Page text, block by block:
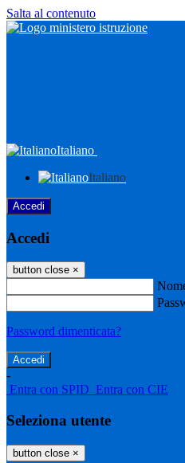
Salta al contenuto
Italiano
Italiano
Accedi
Accedi
button close ×
Password dimenticata?
-
Entra con SPID Entra con CIE
Seleziona utente
button close ×